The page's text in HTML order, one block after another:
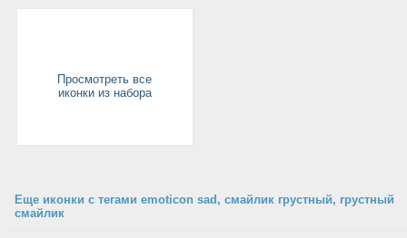
Просмотреть все
иконки из набора
Еще иконки с тегами emoticon sad, смайлик грустный, грустный
смайлик